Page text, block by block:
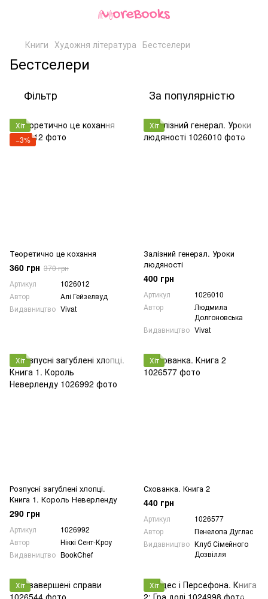
Книги Художня література Бестселери
Бестселери
Фільтр За популярністю
Хіт
−3%
Теоретично це кохання
360 грн 370 грн
Артикул
1026012
Автор
Алі Гейзелвуд
Видавництво Vivat
Хіт
Залізний генерал. Уроки
людяності
400 грн
Артикул
1026010
Автор
Людмила
Долгоновська
Видавництво Vivat
Хіт
Розпусні загублені хлопці.
Книга 1. Король Неверленду
290 грн
Артикул
1026992
Автор
Ніккі Сент-Кроу
Видавництво BookChef
Хіт
Схованка. Книга 2
440 грн
Артикул
1026577
Автор
Пенелопа Дуглас
Видавництво Клуб Сімейного
Дозвілля
Хіт Хіт